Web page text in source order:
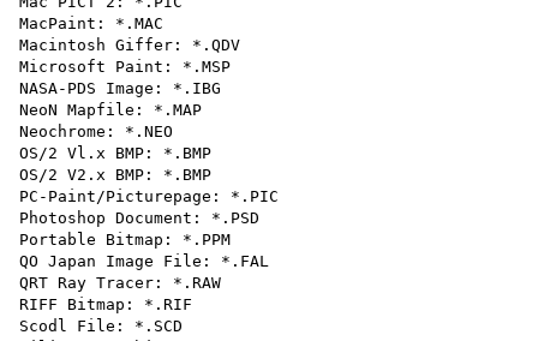
MacPaint: *.MAC
Macintosh Giffer: *.QDV
Microsoft Paint: *.MSP
NASA-PDS Image: *.IBG
NeoN Mapfile: *.MAP
Neochrome: *.NEO
OS/2 Vl.x BMP: *.BMP
OS/2 V2.x BMP: *.BMP
PC-Paint/Picturepage: *.PIC
Photoshop Document: *.PSD
Portable Bitmap: *.PPM
QO Japan Image File: *.FAL
QRT Ray Tracer: *.RAW
RIFF Bitmap: *.RIF
Scodl File: *.SCD